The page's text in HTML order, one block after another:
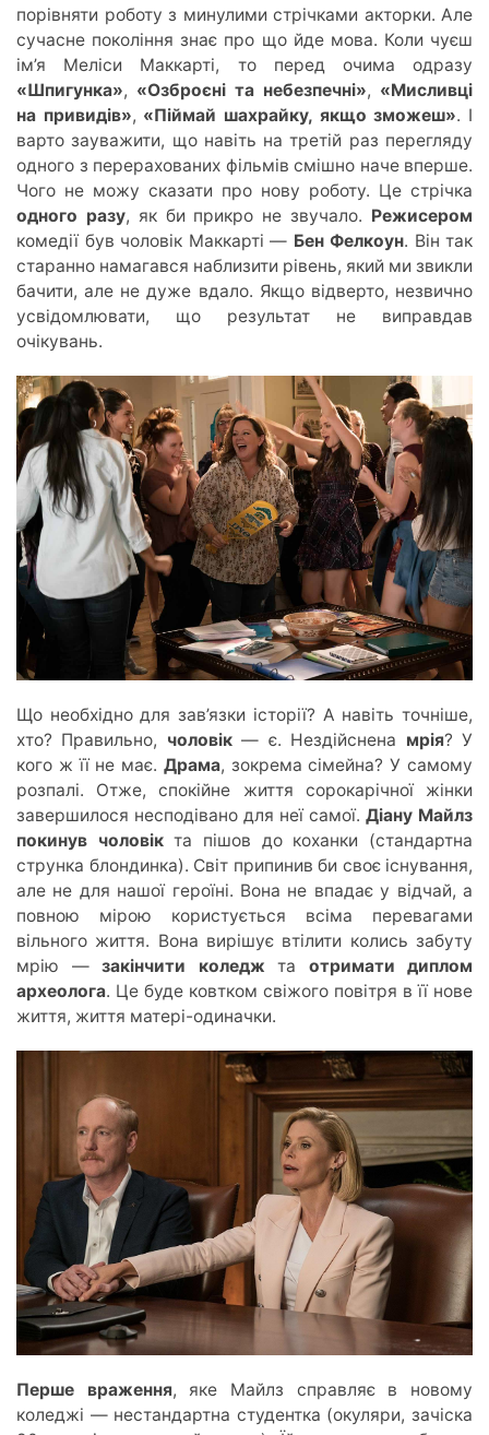
порівняти роботу з минулими стрічками акторки. Але
сучасне покоління знає про що йде мова. Коли чуєш
ім’я Меліси Маккарті, то перед очима одразу
«Шпигунка», «Озброєні та небезпечні», «Мисливці
на привидів», «Піймай шахрайку, якщо зможеш». І
варто зауважити, що навіть на третій раз перегляду
одного з перерахованих фільмів смішно наче вперше.
Чого не можу сказати про нову роботу. Це стрічка
одного разу, як би прикро не звучало. Режисером
комедії був чоловік Маккарті — Бен Фелкоун. Він так
старанно намагався наблизити рівень, який ми звикли
бачити, але не дуже вдало. Якщо відверто, незвично
усвідомлювати, що результат не виправдав
очікувань.
Що необхідно для зав’язки історії? А навітьточніше,
хто? Правильно, чоловік— є. Нездійснена мрія? У
кого ж її не має. Драма, зокрема сімейна? У самому
розпалі. Отже, спокійне життя сорокарічної жінки
завершилося несподівано для неї самої. Діану Майлз
покинув чоловік та пішов до коханки (стандартна
струнка блондинка). Світ припинив би своє існування,
але не для нашої героїні. Вона не впадає у відчай, а
повною мірою користується всіма перевагами
вільного життя. Вона вирішує втілити колись забуту
мрію — закінчити коледж та отримати диплом
археолога. Це буде ковтком свіжого повітря в її нове
життя, життя матері-одиначки.
Перше враження, яке Майлз справляє в новому
коледжі — нестандартна студентка (окуляри, зачіска